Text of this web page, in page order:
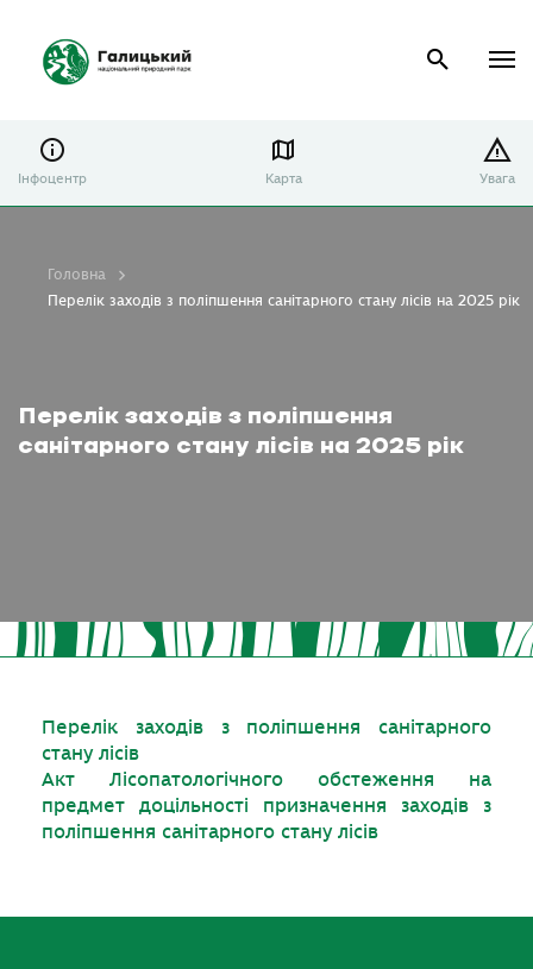
Інфоцентр Карта Увага
Перелік заходів з поліпшення
санітарного стану лісів на 2025 рік
Головна
Перелік заходів з поліпшення санітарного стану лісів на 2025 рік
Перелік заходів з поліпшення санітарного
стану лісів
Акт Лісопатологічного обстеження на
предмет доцільності призначення заходів з
поліпшення санітарного стану лісів